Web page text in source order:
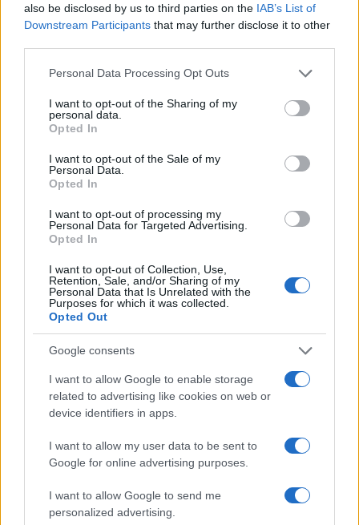
also be disclosed by us to third parties on the IAB’s List of
Downstream Participants that may further disclose it to other
Please note that this website/app uses one or more Google
not limited to your visit or usage behaviour. You may click to
grant or deny consent to Google and its third-party tags to
use your data for below specified purposes in below Google
consent section.
Personal Data Processing Opt Outs
I want to opt-out of the Sharing of my
personal data.
Opted In
I want to opt-out of the Sale of my
Personal Data.
Opted In
I want to opt-out of processing my
Personal Data for Targeted Advertising.
Opted In
I want to opt-out of Collection, Use,
Retention, Sale, and/or Sharing of my
Personal Data that Is Unrelated with the
Purposes for which it was collected.
Opted Out
Google consents
I want to allow Google to enable storage
related to advertising like cookies on web or
device identifiers in apps.
I want to allow my user data to be sent to
Google for online advertising purposes.
I want to allow Google to send me
personalized advertising.
NECROLOGIE
Mario Malu
Paolo Pinna
Martina Agostina Diturco
I nostri cari
I nostri cari
I nostri cari